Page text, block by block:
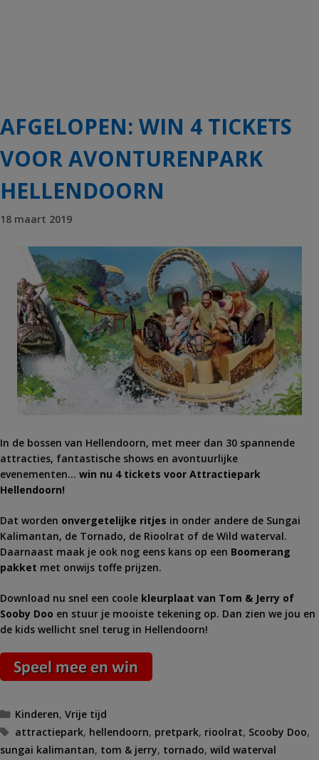
AFGELOPEN: WIN 4 TICKETS
VOOR AVONTURENPARK
HELLENDOORN
18 maart 2019
In de bossen van Hellendoorn, met meer dan 30 spannende
attracties, fantastische shows en avontuurlijke
evenementen… win nu 4 tickets voor Attractiepark
Hellendoorn!
Dat worden onvergetelijke ritjes in onder andere de Sungai
Kalimantan, de Tornado, de Rioolrat of de Wild waterval.
Daarnaast maak je ook nog eens kans op een Boomerang
pakket met onwijs toffe prijzen.
Download nu snel een coole kleurplaat van Tom & Jerry of
Sooby Doo en stuur je mooiste tekening op. Dan zien we jou en
de kids wellicht snel terug in Hellendoorn!
Categorieën
Kinderen,Vrije tijd
Tags
attractiepark, hellendoorn, pretpark, rioolrat, Scooby Doo,
sungai kalimantan, tom & jerry, tornado, wild waterval